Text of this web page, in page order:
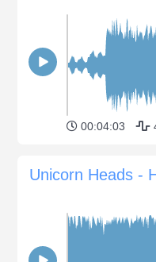
00:04:03
Unicorn Heads -